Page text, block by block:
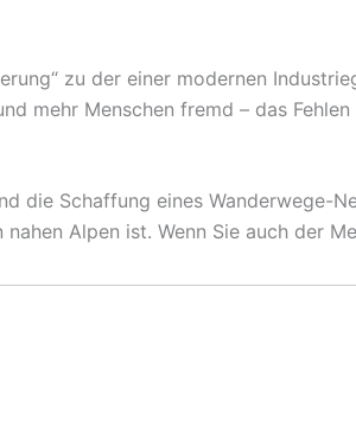
zu der einer modernen
mehr Menschen fremd – das
die Schaffung eines Wanderwege-
Alpen ist. Wenn Sie auch der